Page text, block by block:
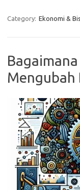
Category: Ekonomi &
Mengubah